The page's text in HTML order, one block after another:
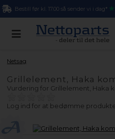
Bestill før kl. 17.00 så sender vi i dag*
Netsag
Grillelement, Haka
Vurdering for Grillelement, Haka
Log ind for at bedømme